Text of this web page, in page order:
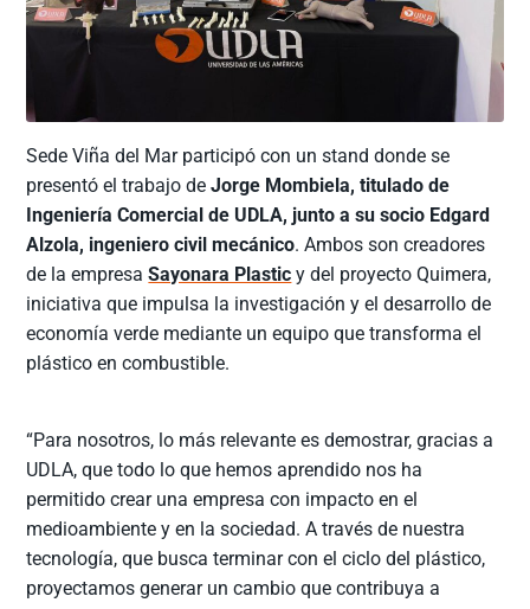
Sede Viña del Mar participó con un stand donde se
presentó el trabajo deJorge Mombiela, titulado de
Ingeniería Comercial de UDLA, junto a su socio Edgard
Alzola, ingeniero civil mecánico. Ambos son creadores
de la empresaSayonara Plastic y del proyecto Quimera,
iniciativa que impulsa la investigación y el desarrollo de
economía verde mediante un equipo que transforma el
plástico en combustible.
“Para nosotros, lo más relevante es demostrar, gracias a
UDLA, que todo lo que hemos aprendido nos ha
permitido crear una empresa con impacto en el
medioambiente y en la sociedad. A través de nuestra
tecnología, que busca terminar con el ciclo del plástico,
proyectamos generar un cambio que contribuya a